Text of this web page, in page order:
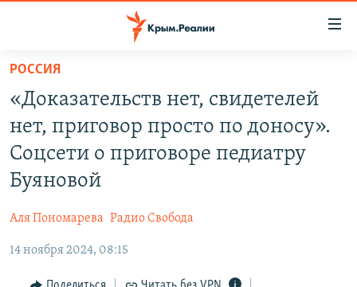
Вернуться
основному
содержанию
Вернутся
главной
Вернутся
СПЕЦПРОЕКТЫ
КАРТА ВОЕННЫХ ОБЪЕКТОВ КРЫМА
ВОДА
ИСТОРИЯ
ИНТЕРАКТИВ
ИНФОГРАФИКА
РАДІО СВОБОДА
КАК ОБОЙТИ БЛОКИРОВКУ
РОССИЯ
«Доказательств нет, свидетелей
нет, приговор просто по доносу».
Соцсети о приговоре педиатру
Буяновой
Аля Пономарева Радио Свобода
14 ноября 2024, 08:15